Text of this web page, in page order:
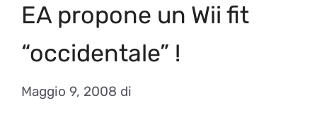
EA propone un Wii fit
“occidentale” !
Maggio 9, 2008 di